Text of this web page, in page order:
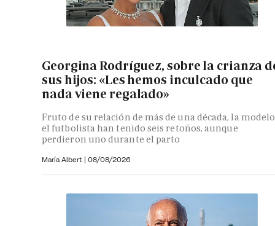
Georgina Rodríguez, sobre la crianza
sus hijos: «Les hemos inculcado que
nada viene regalado»
Fruto de su relación de más de una década, la
el futbolista han tenido seis retoños, aunque
perdieron uno durante el parto
María Albert | 08/08/2026